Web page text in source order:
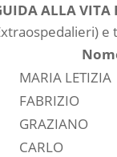
ALLA VITA
e
MARIA LETIZIA
FABRIZIO
GRAZIANO
CARLO